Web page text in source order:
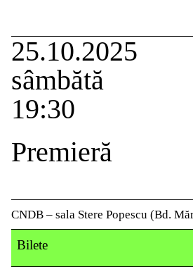
25.10.2025
sâmbătă
19:30
Premieră
CNDB – sala Stere Popescu (Bd.
Bilete